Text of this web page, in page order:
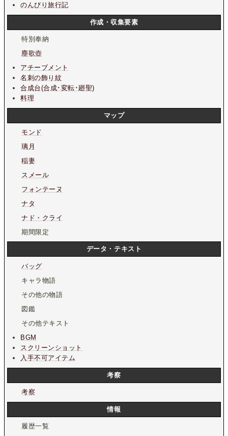
のんびり旅行記
作成・収集要素
特別奉納
塵歌壺
アチーブメント
名刺の飾り紋
合成台(合成･変転･廻聖)
料理
マップ
モンド
璃月
稲妻
スメール
フォンテーヌ
ナタ
ナド・クライ
期間限定
データ・テキスト
バッグ
キャラ物語
その他の物語
図鑑
その他テキスト
BGM
スクリーンショット
入手不可アイテム
考察
考察
情報
履歴一覧